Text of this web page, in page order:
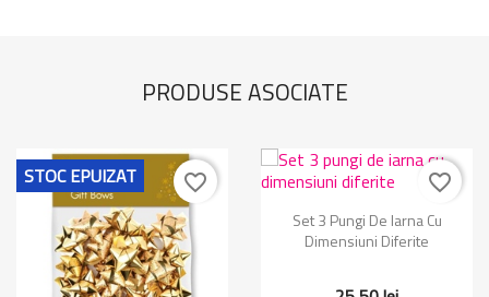
PRODUSE ASOCIATE
STOC EPUIZAT favorite_border
Set 3 Pungi De Iarna Cu
Dimensiuni Diferite
favorite_border